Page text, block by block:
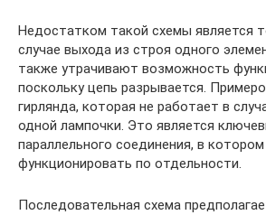
Недостатком такой схемы является
случае выхода из строя одного
также утрачивают возможность
поскольку цепь разрывается.
гирлянда, которая не работает в
одной лампочки. Это является
параллельного соединения, в
функционировать по отдельности.
Последовательная схема